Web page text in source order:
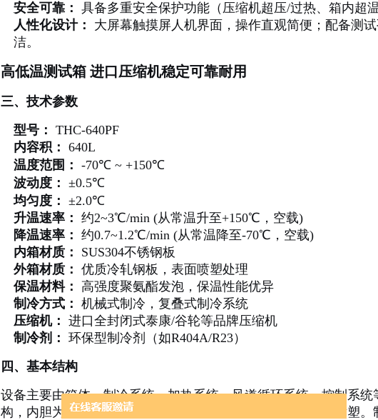
安全可靠： 具备多重安全保护功能（压缩机超压/过热、箱内超
人性化设计：
大屏幕触摸屏人机界面，操作直观简便；配备测
洁。
高低温测试箱 进口压缩机稳定可靠耐用
三、技术参数
型号： THC-640PF
内容积： 640L
温度范围： -70℃ ~ +150℃
波动度： ±0.5℃
均匀度： ±2.0℃
升温速率： 约2~3℃/min (从常温升至+150℃，空载)
降温速率： 约0.7~1.2℃/min (从常温降至-70℃，空载)
内箱材质：
SUS304不锈钢板
外箱材质： 优质冷轧钢板，表面喷塑处理
保温材料： 高强度聚氨酯发泡，保温性能优异
制冷方式： 机械式制冷，复叠式制冷系统
压缩机： 进口全封闭式泰康/谷轮等品牌压缩机
制冷剂： 环保型制冷剂（如R404A/R23）
四、基本结构
设备主要由箱体、制冷系统、加热系统、风道循环系统、控制系
构，内胆为不锈钢，中间为聚氨酯保温层，外壳为冷轧钢板喷塑